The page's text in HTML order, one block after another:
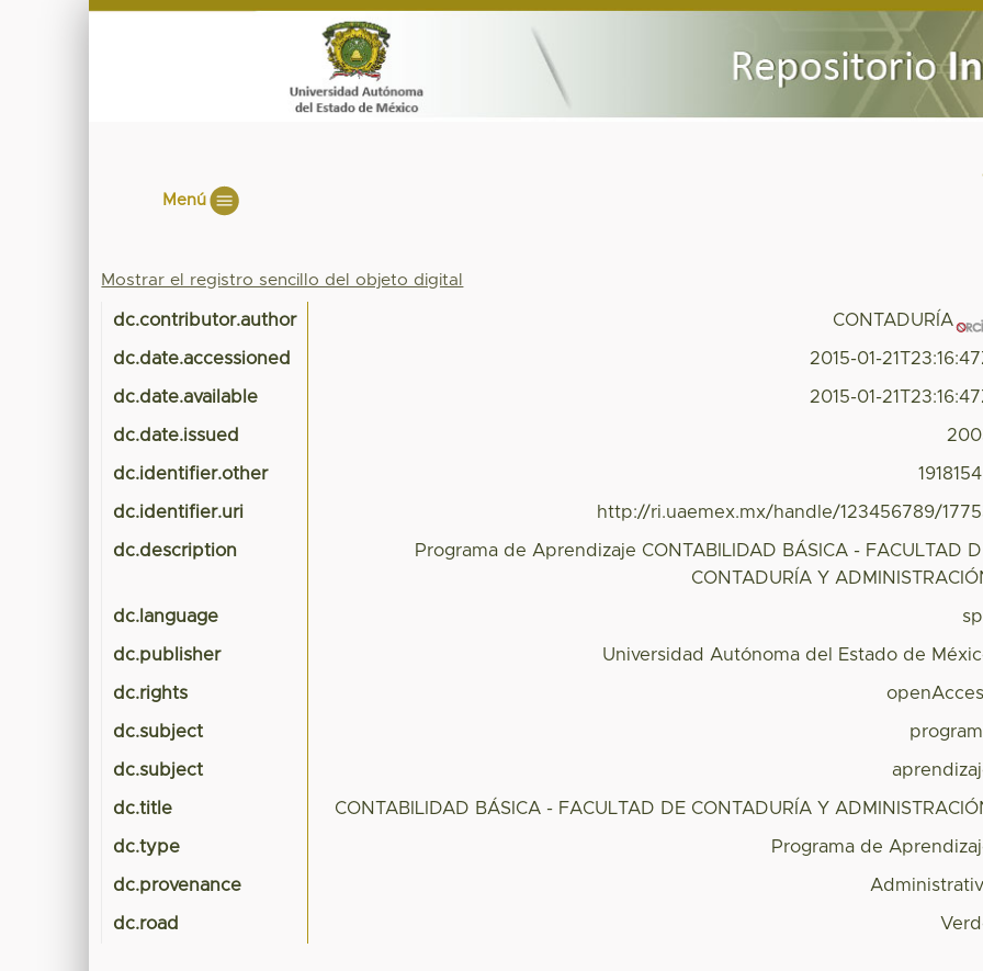
Menú
Mostrar el registro sencillo del objeto digital
dc.contributor.author CONTADURÍA
dc.date.accessioned 2015-01-
dc.date.available 2015-01-
dc.date.issued
dc.identifier.other
dc.identifier.uri http://ri.uaemex.mx/handle/123456789/
dc.description
Programa de Aprendizaje CONTABILIDAD BÁSICA - FACULTAD
CONTADURÍA Y
dc.language
dc.publisher Universidad Autónoma del Estado de
dc.rights
dc.subject
dc.subject
dc.title CONTABILIDAD BÁSICA - FACULTAD DE CONTADURÍA Y
dc.type Programa de
dc.provenance
dc.road